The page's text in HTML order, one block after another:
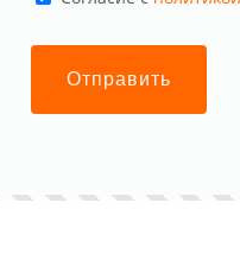
Отправить